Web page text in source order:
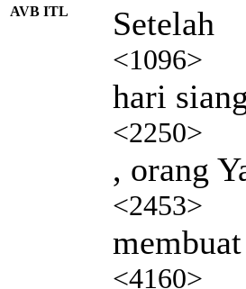
AVB ITL Setelah
<1096>
hari
<2250>
, orang
<2453>
membuat
<4160>